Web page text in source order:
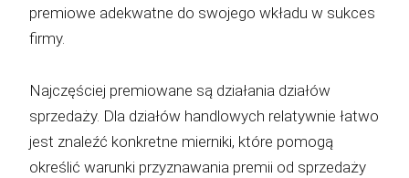
premiowe adekwatne do swojego wkładu w sukces
firmy.
Najczęściej premiowane są działania działów
sprzedaży. Dla działów handlowych relatywnie łatwo
jest znaleźć konkretne mierniki, które pomogą
określić warunki przyznawania premii od sprzedaży